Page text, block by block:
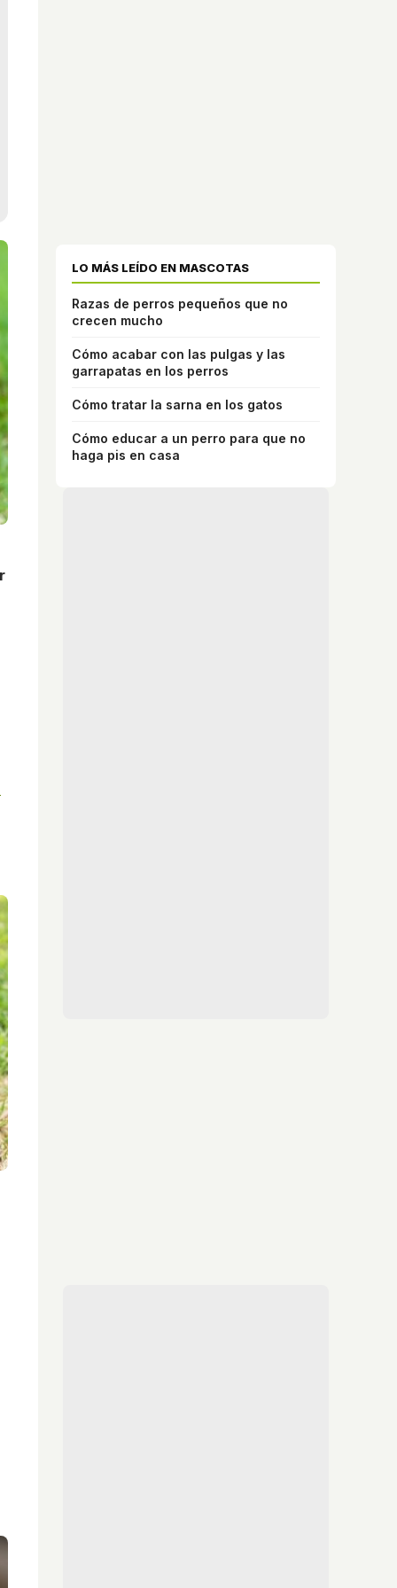
LO MÁS LEÍDO EN MASCOTAS
Razas de perros pequeños que no
crecen mucho
Cómo acabar con las pulgas y las
garrapatas en los perros
Cómo tratar la sarna en los gatos
Cómo educar a un perro para que no
haga pis en casa